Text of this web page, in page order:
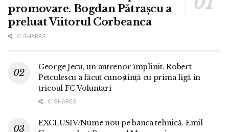
promovare. Bogdan Pătrașcu a
preluat Viitorul Corbeanca
0 SHARES
George Jecu, un antrenor împlinit. Robert
Petculescu a făcut cunoștință cu prima ligă în
tricoul FC Voluntari
0 SHARES
EXCLUSIV/Nume nou pe banca tehnică. Emil